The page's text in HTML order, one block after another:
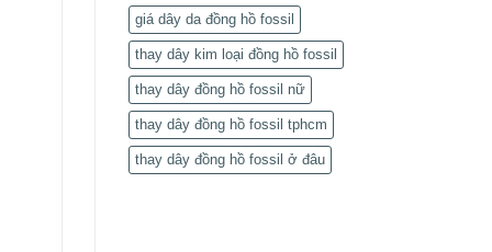
giá dây da đồng hồ fossil
thay dây kim loại đồng hồ fossil
thay dây đồng hồ fossil nữ
thay dây đồng hồ fossil tphcm
thay dây đồng hồ fossil ở đâu